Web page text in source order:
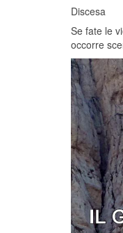
Discesa
Se fate le
occorre